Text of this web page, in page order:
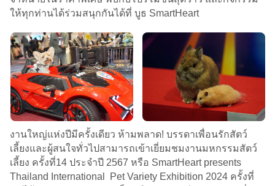
ให้ทุกท่านได้ร่วมสนุกกันได้ที่ บูธ SmartHeart
งานใหญ่แห่งปีมีครั้งเดียว ห้ามพลาด! บรรดาเพื่อนรักสัตว์
เลี้ยงและผู้สนใจทั่วไปสามารถเข้าเยี่ยมชมงานมหกรรมสัตว์
เลี้ยง ครั้งที่14 ประจำปี 2567 หรือ SmartHeart presents
Thailand International Pet Variety Exhibition 2024 ครั้งที่